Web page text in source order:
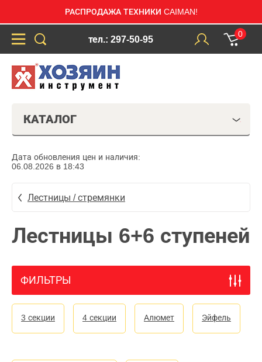
РАСПРОДАЖА ТЕХНИКИ CAIMAN!
тел.: 297-50-95
0
КАТАЛОГ
Дата обновления цен и наличия:
06.08.2026 в 18:43
Лестницы / стремянки
Лестницы 6+6 ступеней
ФИЛЬТРЫ
3 секции 4 секции Алюмет Эйфель